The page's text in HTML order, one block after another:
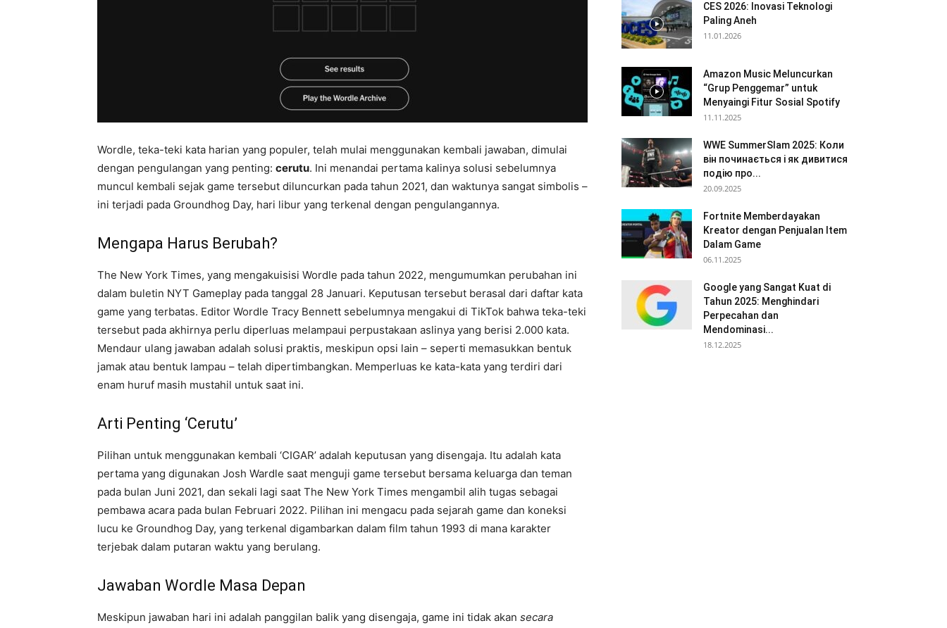
Wordle, teka-teki kata harian yang populer, telah mulai menggunakan kembali jawaban, dimulai
dengan pengulangan yang penting: cerutu. Ini menandai pertama kalinya solusi sebelumnya
muncul kembali sejak game tersebut diluncurkan pada tahun 2021, dan waktunya sangat simbolis –
ini terjadi pada Groundhog Day, hari libur yang terkenal dengan pengulangannya.
Mengapa Harus Berubah?
The New York Times, yang mengakuisisi Wordle pada tahun 2022, mengumumkan perubahan ini
dalam buletin NYT Gameplay pada tanggal 28 Januari. Keputusan tersebut berasal dari daftar kata
game yang terbatas. Editor Wordle Tracy Bennett sebelumnya mengakui di TikTok bahwa teka-teki
tersebut pada akhirnya perlu diperluas melampaui perpustakaan aslinya yang berisi 2.000 kata.
Mendaur ulang jawaban adalah solusi praktis, meskipun opsi lain – seperti memasukkan bentuk
jamak atau bentuk lampau – telah dipertimbangkan. Memperluas ke kata-kata yang terdiri dari
enam huruf masih mustahil untuk saat ini.
Arti Penting ‘Cerutu’
Pilihan untuk menggunakan kembali ‘CIGAR’ adalah keputusan yang disengaja. Itu adalah kata
pertama yang digunakan Josh Wardle saat menguji game tersebut bersama keluarga dan teman
pada bulan Juni 2021, dan sekali lagi saat The New York Times mengambil alih tugas sebagai
pembawa acara pada bulan Februari 2022. Pilihan ini mengacu pada sejarah game dan koneksi
lucu ke Groundhog Day, yang terkenal digambarkan dalam film tahun 1993 di mana karakter
terjebak dalam putaran waktu yang berulang.
Jawaban Wordle Masa Depan
Meskipun jawaban hari ini adalah panggilan balik yang disengaja, game ini tidak akan secara
CES 2026: Inovasi Teknologi
Paling Aneh
11.01.2026
Amazon Music Meluncurkan
“Grup Penggemar” untuk
Menyaingi Fitur Sosial Spotify
11.11.2025
WWE SummerSlam 2025: Коли
він починається і як дивитися
подію про...
20.09.2025
Fortnite Memberdayakan
Kreator dengan Penjualan Item
Dalam Game
06.11.2025
Google yang Sangat Kuat di
Tahun 2025: Menghindari
Perpecahan dan
Mendominasi...
18.12.2025